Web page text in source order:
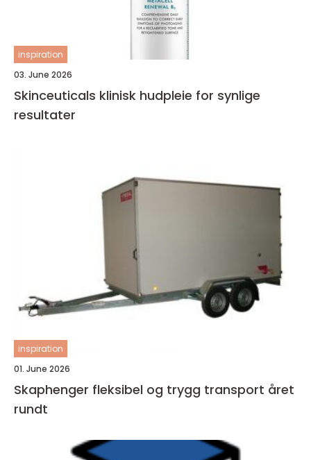
inspiration
03. June 2026
Skinceuticals klinisk hudpleie for synlige
resultater
inspiration
01. June 2026
Skaphenger fleksibel og trygg transport året
rundt